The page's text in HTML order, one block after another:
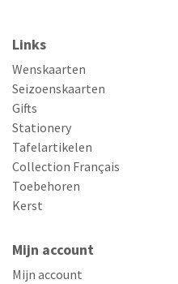
Links
Wenskaarten
Seizoenskaarten
Gifts
Stationery
Tafelartikelen
Collection Français
Toebehoren
Kerst
Mijn account
Mijn account